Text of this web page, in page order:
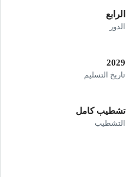
الرابع
الدور
2029
تاريخ التسليم
تشطيب كامل
التشطيب